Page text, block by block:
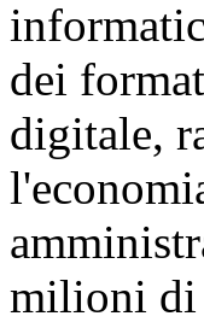
dei
digitale,
milioni di